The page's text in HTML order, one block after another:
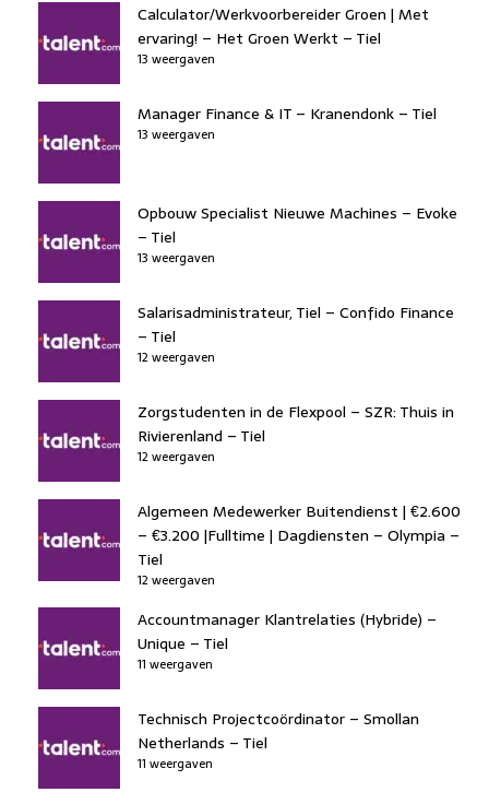
Calculator/Werkvoorbereider Groen | Met
ervaring! – Het Groen Werkt – Tiel
13 weergaven
Manager Finance & IT – Kranendonk – Tiel
13 weergaven
Opbouw Specialist Nieuwe Machines – Evoke
– Tiel
13 weergaven
Salarisadministrateur, Tiel – Confido Finance
– Tiel
12 weergaven
Zorgstudenten in de Flexpool – SZR: Thuis in
Rivierenland – Tiel
12 weergaven
Algemeen Medewerker Buitendienst | €2.600
– €3.200 |Fulltime | Dagdiensten – Olympia –
Tiel
12 weergaven
Accountmanager Klantrelaties (Hybride) –
Unique – Tiel
11 weergaven
Technisch Projectcoördinator – Smollan
Netherlands – Tiel
11 weergaven